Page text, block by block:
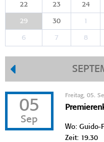
22 23 24
29 30 1
6 7 8
05
Sep
Freitag, 05.
Wo: Guido-
Zeit: 19.30